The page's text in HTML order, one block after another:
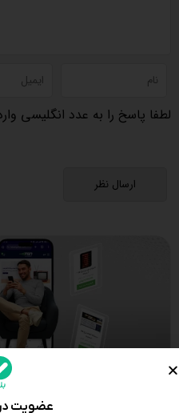
لطفا پاسخ را به عدد انگلیسی
عضویت در